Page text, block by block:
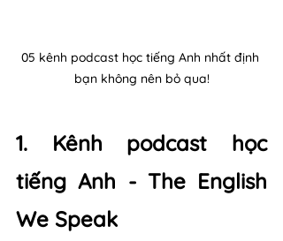
05 kênh podcast học tiếng Anh nhất định
bạn không nên bỏ qua!
1. Kênh podcast học
tiếng Anh - The English
We Speak